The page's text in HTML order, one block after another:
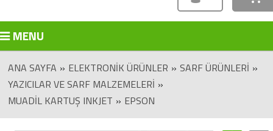
MENU
ANA SAYFA » ELEKTRONIK ÜRÜNLER » SARF ÜRÜNLERI »
YAZICILAR VE SARF MALZEMELERI »
MUADIL KARTUŞ INKJET » EPSON